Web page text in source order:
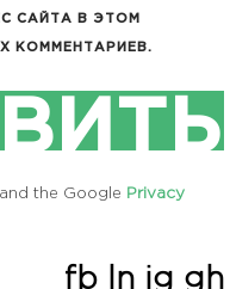
САЙТА В ЭТОМ
КОММЕНТАРИЕВ.
the Google Privacy
fb ln ig gh